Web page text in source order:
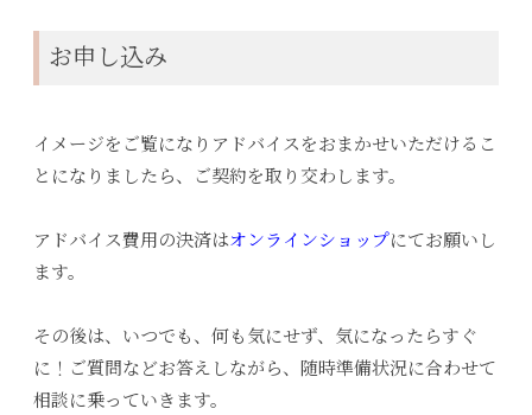
お申し込み
イメージをご覧になりアドバイスをおまかせいただけるこ
とになりましたら、ご契約を取り交わします。
アドバイス費用の決済はオンラインショップにてお願いし
ます。
その後は、いつでも、何も気にせず、気になったらすぐ
に！ご質問などお答えしながら、随時準備状況に合わせて
相談に乗っていきます。